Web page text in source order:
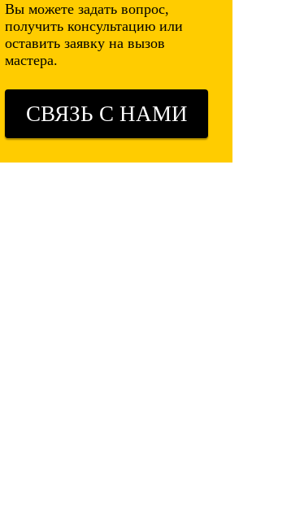
Вы можете задать вопрос,
получить консультацию или
оставить заявку на вызов
мастера.
СВЯЗЬ С НАМИ